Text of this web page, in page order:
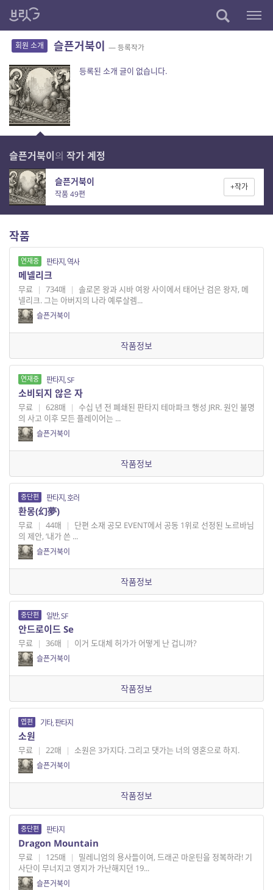
회원 소개 슬픈거북이 — 등록작가
등록된 소개 글이 없습니다.
슬픈거북이의 작가 계정
슬픈거북이
작품 49편
+작가
작품
연재중 판타지, 역사
메넬리크
무료 | 734매 | 솔로몬 왕과 시바 여왕 사이에서 태어난 검은 왕자, 메
넬리크. 그는 아버지의 나라 예루살렘...
슬픈거북이
작품정보
연재중 판타지, SF
소비되지 않은 자
무료 | 628매 | 수십 년 전 폐쇄된 판타지 테마파크 행성 JRR. 원인 불명
의 사고 이후 모든 플레이어는 ...
슬픈거북이
작품정보
중단편 판타지, 호러
환몽(幻夢)
무료 | 44매 |
단편 소재 공모 EVENT에서 공동 1위로 선정된 노르바님
의 제안, ‘내가 쓴 ...
슬픈거북이
작품정보
중단편 일반, SF
안드로이드 Se
무료 | 36매 | 이거 도대체 허가가 어떻게 난 겁니까?
슬픈거북이
작품정보
엽편 기타, 판타지
소원
무료 | 22매 | 소원은 3가지다. 그리고 댓가는 너의 영혼으로 하지.
슬픈거북이
작품정보
중단편 판타지
Dragon Mountain
무료 | 125매 |
밀레니엄의 용사들이여, 드래곤 마운틴을 정복하라! 기
사단이 무너지고 영지가 가난해지던 19...
슬픈거북이